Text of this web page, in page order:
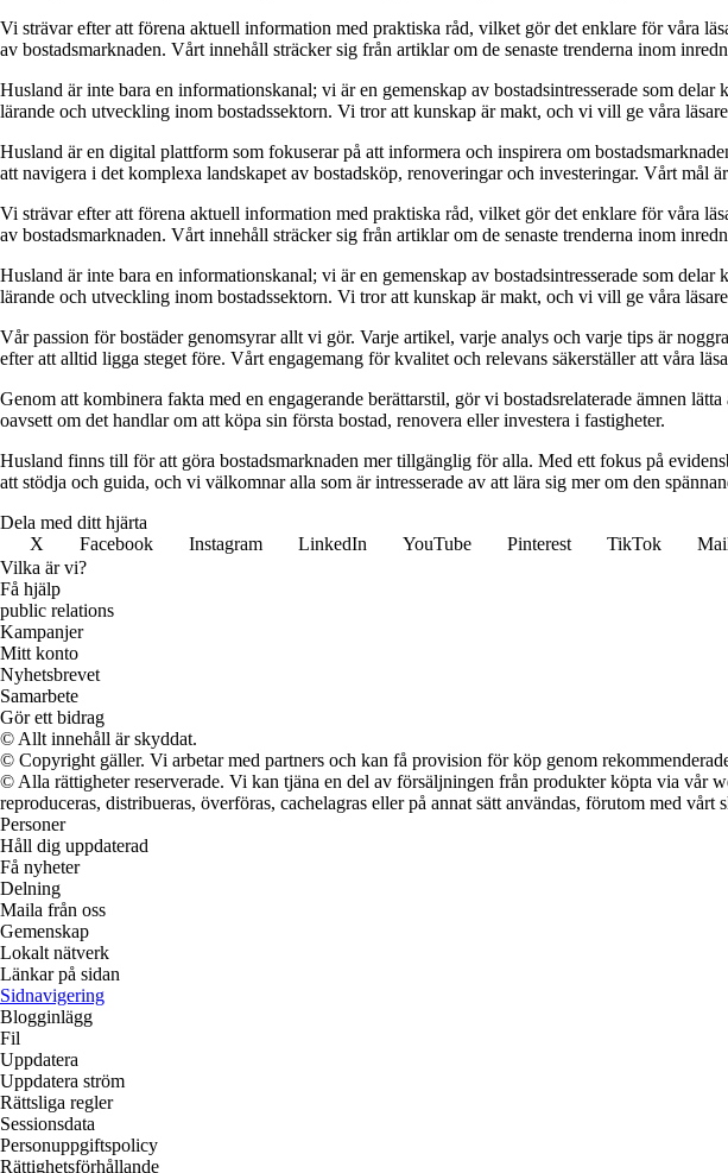
Vi strävar efter att förena aktuell information med praktiska råd, vilket gör det enklare för våra
av bostadsmarknaden. Vårt innehåll sträcker sig från artiklar om de senaste trenderna inom
Husland är inte bara en informationskanal; vi är en gemenskap av bostadsintresserade som
lärande och utveckling inom bostadssektorn. Vi tror att kunskap är makt, och vi vill ge våra
Husland är en digital plattform som fokuserar på att informera och inspirera om
att navigera i det komplexa landskapet av bostadsköp, renoveringar och investeringar. Vårt mål
Vi strävar efter att förena aktuell information med praktiska råd, vilket gör det enklare för våra
av bostadsmarknaden. Vårt innehåll sträcker sig från artiklar om de senaste trenderna inom
Husland är inte bara en informationskanal; vi är en gemenskap av bostadsintresserade som
lärande och utveckling inom bostadssektorn. Vi tror att kunskap är makt, och vi vill ge våra
Vår passion för bostäder genomsyrar allt vi gör. Varje artikel, varje analys och varje tips är
efter att alltid ligga steget före. Vårt engagemang för kvalitet och relevans säkerställer att våra
Genom att kombinera fakta med en engagerande berättarstil, gör vi bostadsrelaterade ämnen
oavsett om det handlar om att köpa sin första bostad, renovera eller investera i fastigheter.
Husland finns till för att göra bostadsmarknaden mer tillgänglig för alla. Med ett fokus på
att stödja och guida, och vi välkomnar alla som är intresserade av att lära sig mer om den
Dela med ditt hjärta
X
Facebook Instagram LinkedIn YouTube Pinterest TikTok
Vilka är vi?
Få hjälp
public relations
Kampanjer
Mitt konto
Nyhetsbrevet
Samarbete
Gör ett bidrag
© Allt innehåll är skyddat.
© Copyright gäller. Vi arbetar med partners och kan få provision för köp genom
© Alla rättigheter reserverade. Vi kan tjäna en del av försäljningen från produkter köpta via vår
reproduceras, distribueras, överföras, cachelagras eller på annat sätt användas, förutom med
Personer
Håll dig uppdaterad
Få nyheter
Delning
Maila från oss
Gemenskap
Lokalt nätverk
Länkar på sidan
Sidnavigering
Blogginlägg
Fil
Uppdatera
Uppdatera ström
Rättsliga regler
Sessionsdata
Personuppgiftspolicy
Rättighetsförhållande